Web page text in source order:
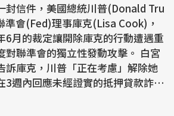
封信件，美國總統川普(Donald Tru
準會(Fed)理事庫克(Lisa Cook)，
6月的裁定讓開除庫克的行動遭遇重
聯準會的獨立性發動攻擊。 白宮
訴庫克，川普「正在考慮」解除她
3週內回應未經證實的抵押貸款詐